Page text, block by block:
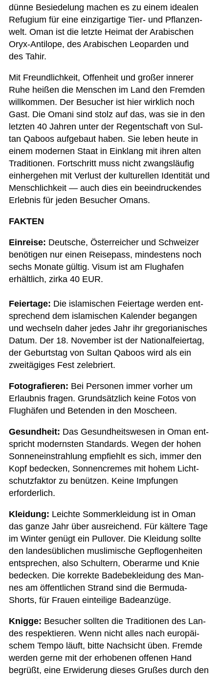
dünne Besie­de­lung machen es zu einem idea­len
Refu­gium für eine ein­zig­ar­tige Tier- und Pflan­zen­
welt. Oman ist die letzte Hei­mat der Ara­bi­schen
Oryx-Anti­lope, des Ara­bi­schen Leo­par­den und
des Tahir.
Mit Freund­lich­keit, Offen­heit und gro­ßer inne­rer
Ruhe hei­ßen die Men­schen im Land den Frem­den
will­kom­men. Der Besu­cher ist hier wirk­lich noch
Gast. Die Omani sind stolz auf das, was sie in den
letz­ten 40 Jah­ren unter der Regent­schaft von Sul­
tan Qaboos auf­ge­baut haben. Sie leben heute in
einem moder­nen Staat in Ein­klang mit ihren alten
Tra­di­tio­nen. Fort­schritt muss nicht zwangs­läu­fig
ein­her­ge­hen mit Ver­lust der kul­tu­rel­len Iden­ti­tät und
Mensch­lich­keit — auch dies ein beein­dru­cken­des
Erleb­nis für jeden Besu­cher Omans.
FAKTEN
Ein­reise: Deut­sche, Öster­rei­cher und Schwei­zer
benö­ti­gen nur einen Rei­se­pass, min­des­tens noch
sechs Monate gül­tig. Visum ist am Flug­ha­fen
erhält­lich, zirka 40 EUR.
Fei­er­tage: Die isla­mi­schen Fei­er­tage wer­den ent­
spre­chend dem isla­mi­schen Kalen­der began­gen
und wech­seln daher jedes Jahr ihr gre­go­ria­ni­sches
Datum. Der 18. Novem­ber ist der Natio­nal­fei­er­tag,
der Geburts­tag von Sul­tan Qaboos wird als ein
zwei­tä­gi­ges Fest zelebriert.
Foto­gra­fie­ren: Bei Per­so­nen immer vor­her um
Erlaub­nis fra­gen. Grund­sätz­lich keine Fotos von
Flug­hä­fen und Beten­den in den Moscheen.
Gesund­heit: Das Gesund­heits­we­sen in Oman ent­
spricht moderns­ten Stan­dards. Wegen der hohen
Son­nen­ein­strah­lung emp­fiehlt es sich, immer den
Kopf bede­cken, Son­nen­cremes mit hohem Licht­
schutz­fak­tor zu benüt­zen. Keine Imp­fun­gen
erforderlich.
Klei­dung: Leichte Som­mer­klei­dung ist in Oman
das ganze Jahr über aus­rei­chend. Für käl­tere Tage
im Win­ter genügt ein Pull­over. Die Klei­dung sollte
den lan­des­üb­li­chen mus­li­mi­sche Gepflo­gen­hei­ten
ent­spre­chen, also Schul­tern, Ober­arme und Knie
bede­cken. Die kor­rekte Bade­be­klei­dung des Man­
nes am öffent­li­chen Strand sind die Ber­muda-
Shorts, für Frauen ein­tei­lige Badeanzüge.
Knigge: Besu­cher soll­ten die Tra­di­tio­nen des Lan­
des respek­tie­ren. Wenn nicht alles nach euro­päi­
schem Tempo läuft, bitte Nach­sicht üben. Fremde
wer­den gerne mit der erho­be­nen offe­nen Hand
begrüßt, eine Erwi­de­rung die­ses Gru­ßes durch den